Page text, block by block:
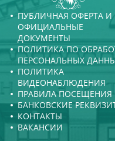
ПУБЛИЧНАЯ ОФЕРТА И
ОФИЦИАЛЬНЫЕ
ДОКУМЕНТЫ
ПОЛИТИКА ПО
ПЕРСОНАЛЬНЫХ
ПОЛИТИКА
ВИДЕОНАБЛЮДЕНИЯ
ПРАВИЛА ПОСЕЩЕНИЯ
БАНКОВСКИЕ
КОНТАКТЫ
ВАКАНСИИ